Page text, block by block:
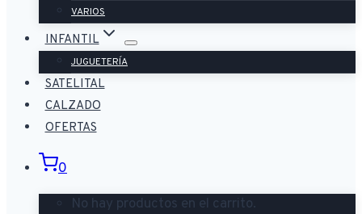
VARIOS
INFANTIL
JUGUETERÍA
SATELITAL
CALZADO
OFERTAS
0
No hay productos en el carrito.